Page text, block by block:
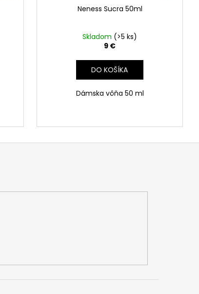
Neness Sucra 50ml
Skladom (>5 ks)
9 €
DO KOŠÍKA
Dámska vôňa 50 ml